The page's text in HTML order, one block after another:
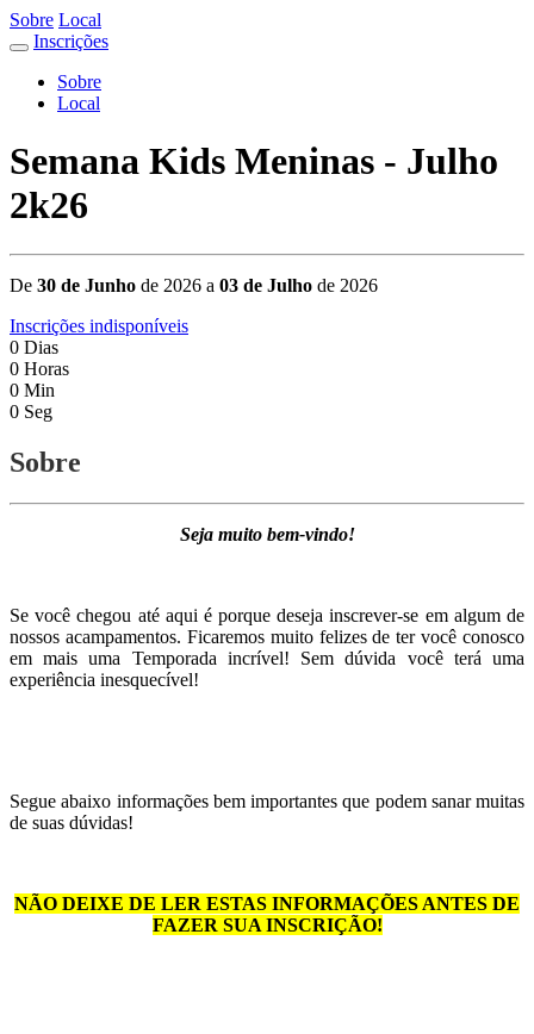
Sobre Local
Inscrições
Sobre
Local
Semana Kids Meninas - Julho
2k26
De 30 de Junho de 2026 a 03 de Julho de 2026
Inscrições indisponíveis
0 Dias
0 Horas
0 Min
0 Seg
Sobre
Seja muito bem-vindo!
Se você chegou até aqui é porque deseja inscrever-se em algum de
nossos acampamentos. Ficaremos muito felizes de ter você conosco
em mais uma Temporada incrível! Sem dúvida você terá uma
experiência inesquecível!
Segue abaixo informações bem importantes que podem sanar muitas
de suas dúvidas!
NÃO DEIXE DE LER ESTAS INFORMAÇÕES ANTES DE
FAZER SUA INSCRIÇÃO!